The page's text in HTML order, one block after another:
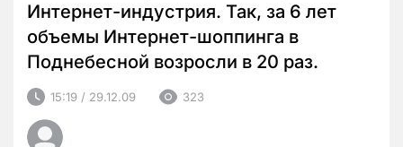
Интернет-индустрия. Так, за 6 лет
объемы Интернет-шоппинга в
Поднебесной возросли в 20 раз.
15:19 / 29.12.09 323